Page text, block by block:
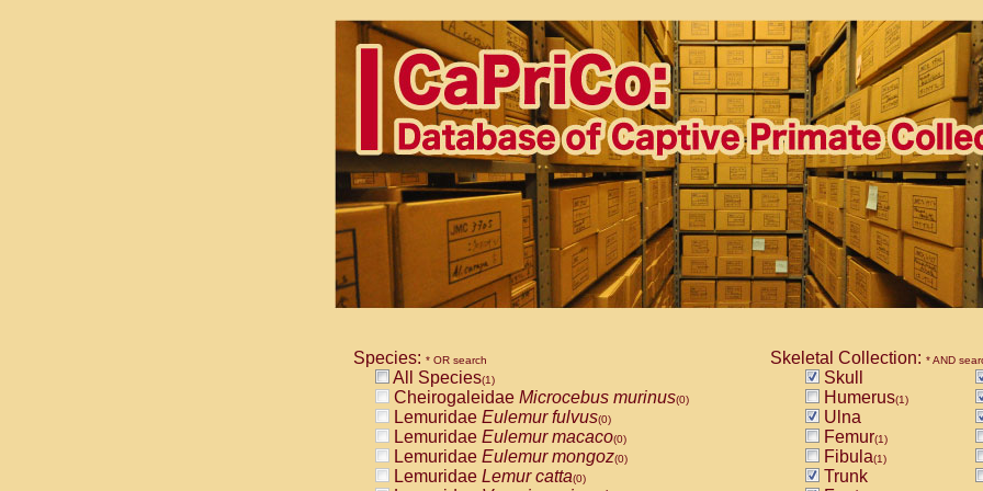
Species: * OR search
All Species(1)
Cheirogaleidae Microcebus murinus(0)
Lemuridae Eulemur fulvus(0)
Lemuridae Eulemur macaco(0)
Lemuridae Eulemur mongoz(0)
Lemuridae Lemur catta(0)
Skeletal Collection: * AND
Skull
Humerus(1)
Ulna
Femur(1)
Fibula(1)
Trunk